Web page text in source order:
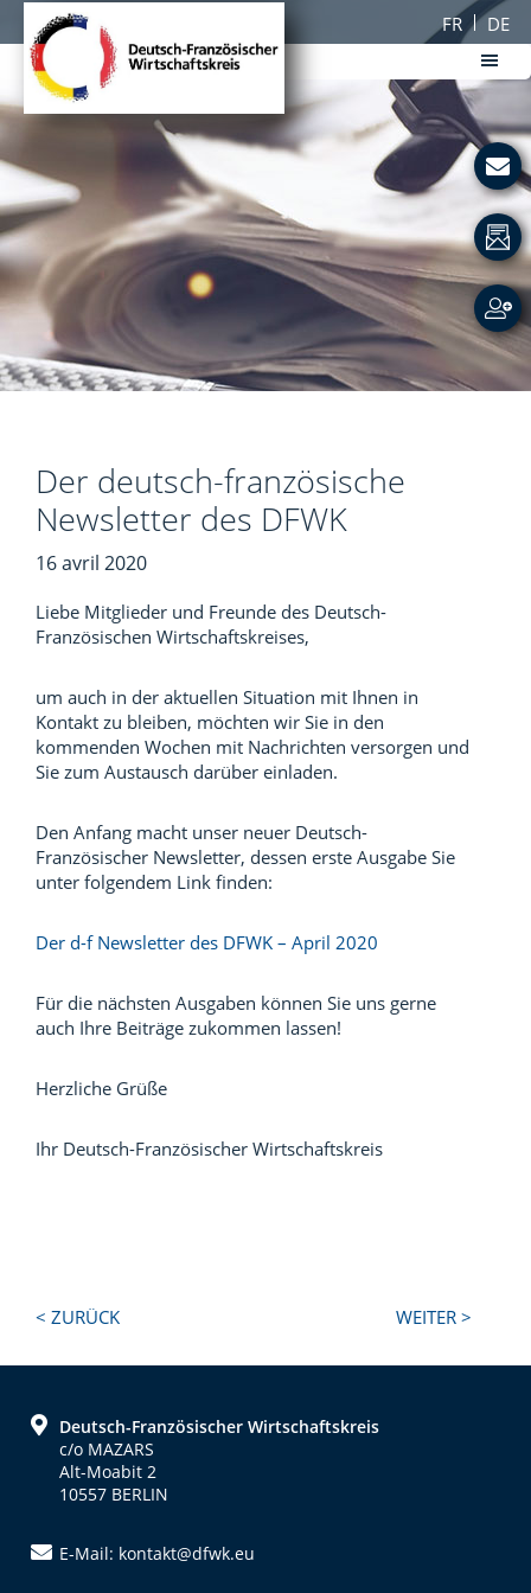
contenu
principal
pied
page
FR DE
DFWK
Deutsch-
Wirtschaftskreis
Der deutsch-französische
Newsletter des DFWK
16 avril 2020
Liebe Mitglieder und Freunde des Deutsch-
Französischen Wirtschaftskreises,
um auch in der aktuellen Situation mit Ihnen in
Kontakt zu bleiben, möchten wir Sie in den
kommenden Wochen mit Nachrichten versorgen und
Sie zum Austausch darüber einladen.
Den Anfang macht unser neuer Deutsch-
Französischer Newsletter, dessen erste Ausgabe Sie
unter folgendem Link finden:
Der d-f Newsletter des DFWK – April 2020
Für die nächsten Ausgaben können Sie uns gerne
auch Ihre Beiträge zukommen lassen!
Herzliche Grüße
Ihr Deutsch-Französischer Wirtschaftskreis
Next
< ZURÜCK WEITER >
FooterDeutsch-Französischer Wirtschaftskreis
c/o MAZARS
Alt-Moabit 2
10557 BERLIN
E-Mail: kontakt@dfwk.eu